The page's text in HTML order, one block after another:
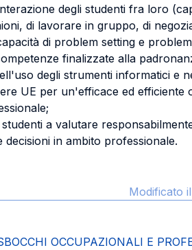
degli studenti fra loro
di lavorare in gruppo, di
di problem setting e
finalizzate alla
degli strumenti informatici e
UE per un'efficace ed efficiente
a valutare
decisioni in ambito professionale.
Modificato
OCCUPAZIONALI E